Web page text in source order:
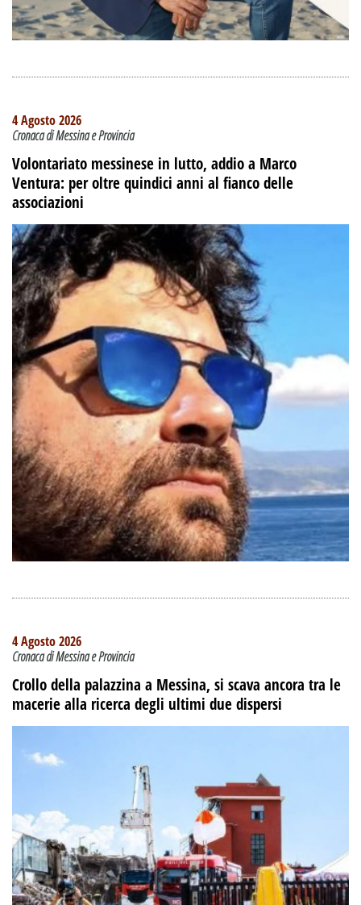
4 Agosto 2026
Cronaca di Messina e Provincia
Volontariato messinese in lutto, addio a Marco
Ventura: per oltre quindici anni al fianco delle
associazioni
4 Agosto 2026
Cronaca di Messina e Provincia
Crollo della palazzina a Messina, si scava ancora tra le
macerie alla ricerca degli ultimi due dispersi